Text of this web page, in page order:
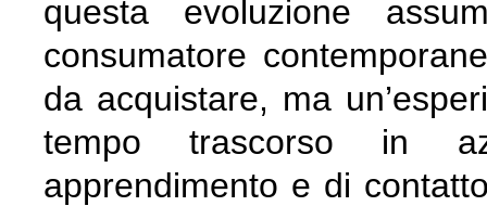
questa evoluzione
consumatore
da acquistare, ma
tempo trascorso in
apprendimento e di